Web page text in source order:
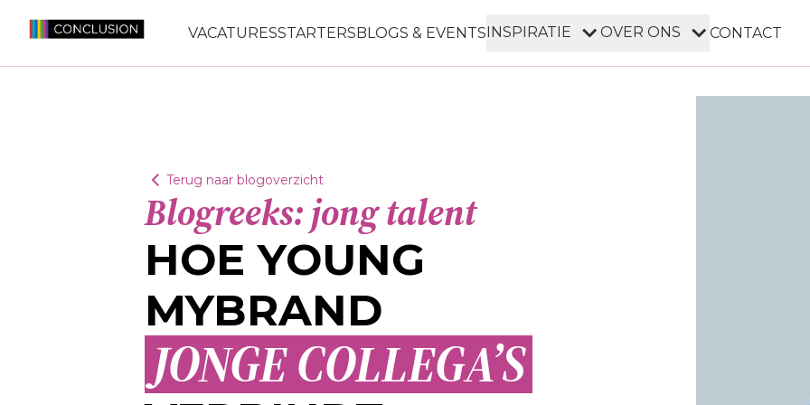
VACATURESSTARTERSBLOGS & EVENTSINSPIRATIE OVER ONS CONTACT
Terug naar blogoverzicht
Blogreeks: jong talent
HOE YOUNG
MYBRAND
JONGE COLLEGA’S